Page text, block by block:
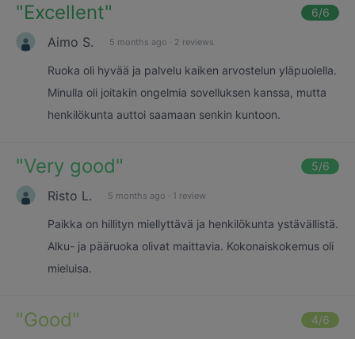
"Excellent" 6/6
Aimo S. 5 months ago · 2 reviews
Ruoka oli hyvää ja palvelu kaiken arvostelun yläpuolella.
Minulla oli joitakin ongelmia sovelluksen kanssa, mutta
henkilökunta auttoi saamaan senkin kuntoon.
"Very good" 5/6
Risto L. 5 months ago · 1 review
Paikka on hillityn miellyttävä ja henkilökunta ystävällistä.
Alku- ja pääruoka olivat maittavia. Kokonaiskokemus oli
mieluisa.
"Good" 4/6